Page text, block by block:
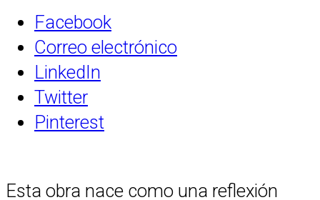
Facebook
Correo electrónico
LinkedIn
Twitter
Pinterest
Esta obra nace como una reflexión